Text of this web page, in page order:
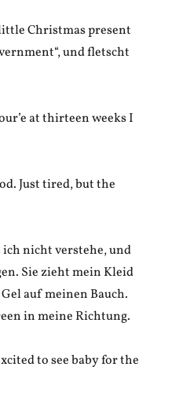
Christmas present
und fletscht
at thirteen weeks I
Just tired, but the
ich nicht verstehe, und
Sie zieht mein Kleid
auf meinen Bauch.
in meine Richtung.
to see baby for the